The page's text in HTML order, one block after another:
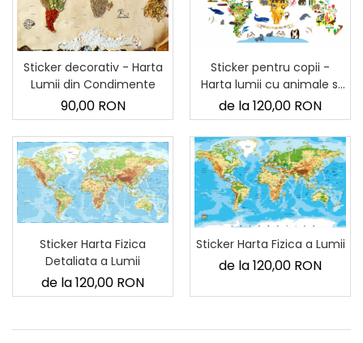
Sticker decorativ - Harta
Lumii din Condimente
90,00 RON
Sticker pentru copii -
Harta lumii cu animale si
monumente
de la 120,00 RON
Sticker Harta Fizica
Detaliata a Lumii
de la 120,00 RON
Sticker Harta Fizica a Lumii
de la 120,00 RON